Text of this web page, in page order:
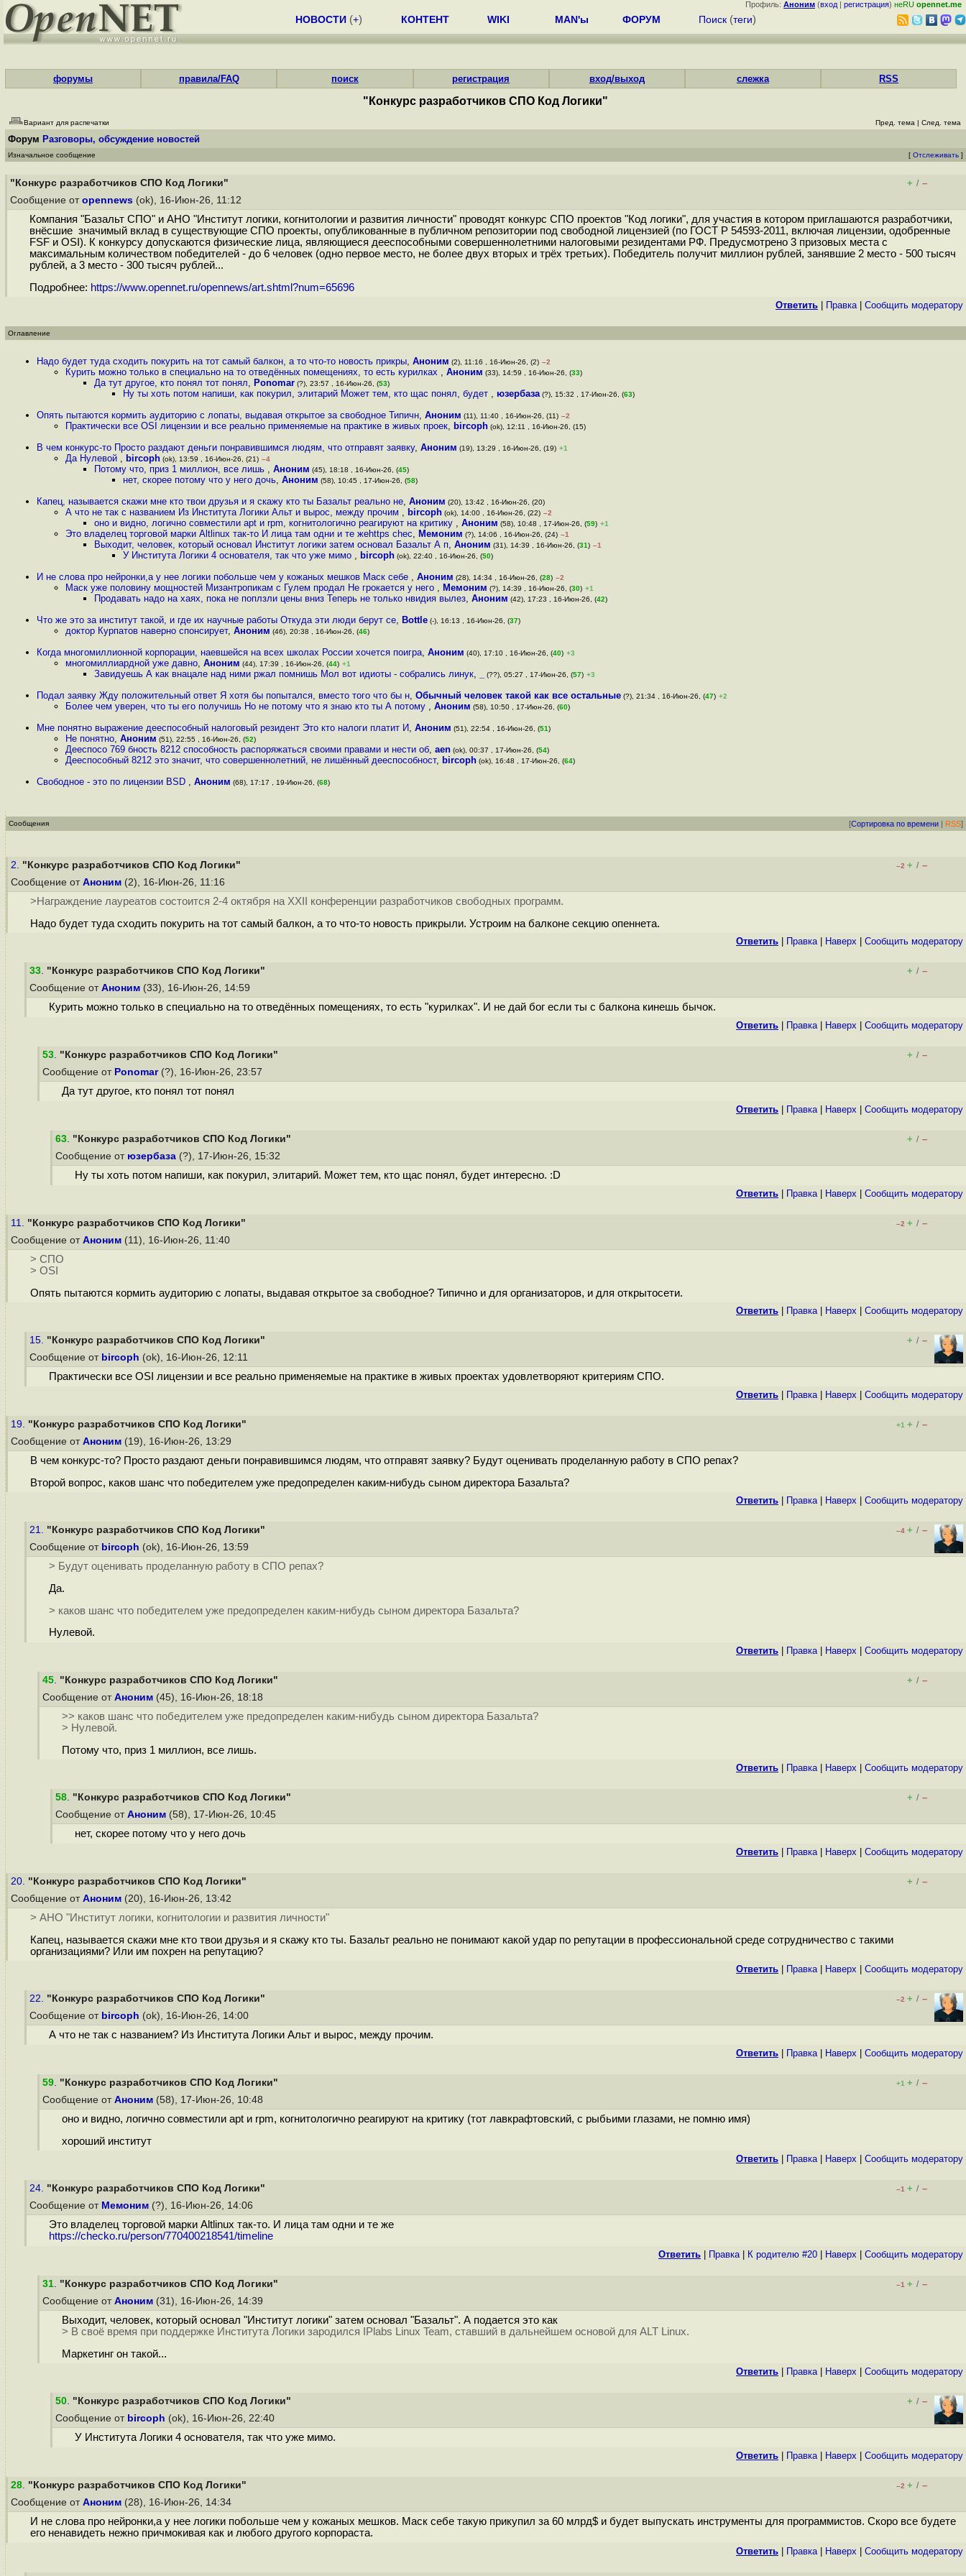
Профиль: Аноним (вход | регистрация) неRU opennet.me
НОВОСТИ (+) КОНТЕНТ WIKI MAN'ы ФОРУМ Поиск (теги)
форумы правила/FAQ поиск регистрация вход/выход слежка RSS
"Конкурс разработчиков СПО Код Логики"
Вариант для распечатки Пред. тема | След. тема
Форум Разговоры, обсуждение новостей
Изначальное сообщение [ Отслеживать ]
"Конкурс разработчиков СПО Код Логики" + / –
Сообщение от opennews (ok), 16-Июн-26, 11:12
Компания "Базальт СПО" и АНО "Институт логики, когнитологии и развития личности" проводят конкурс СПО проектов "Код логики", для участия в котором приглашаются разработчики,
внёсшие значимый вклад в существующие СПО проекты, опубликованные в публичном репозитории под свободной лицензией (по ГОСТ Р 54593-2011, включая лицензии, одобренные
FSF и OSI). К конкурсу допускаются физические лица, являющиеся дееспособными совершеннолетними налоговыми резидентами РФ. Предусмотрено 3 призовых места с
максимальным количеством победителей - до 6 человек (одно первое место, не более двух вторых и трёх третьих). Победитель получит миллион рублей, занявшие 2 место - 500 тысяч
рублей, а 3 место - 300 тысяч рублей...
Подробнее: https://www.opennet.ru/opennews/art.shtml?num=65696
Ответить Правка| Cообщить модератору
Оглавление
Надо будет туда сходить покурить на тот самый балкон, а то что-то новость прикры, Аноним (2), 11:16 , 16-Июн-26, (2) –2
Курить можно только в специально на то отведённых помещениях, то есть курилках , Аноним (33), 14:59 , 16-Июн-26, (33)
Да тут другое, кто понял тот понял, Ponomar (?), 23:57 , 16-Июн-26, (53)
Ну ты хоть потом напиши, как покурил, элитарий Может тем, кто щас понял, будет , юзербаза (?), 15:32 , 17-Июн-26, (63)
Опять пытаются кормить аудиторию с лопаты, выдавая открытое за свободное Типичн, Аноним (11), 11:40 , 16-Июн-26, (11) –2
Практически все OSI лицензии и все реально применяемые на практике в живых проек, bircoph (ok), 12:11 , 16-Июн-26, (15)
В чем конкурс-то Просто раздают деньги понравившимся людям, что отправят заявку, Аноним (19), 13:29 , 16-Июн-26, (19) +1
Да Нулевой , bircoph (ok), 13:59 , 16-Июн-26, (21) –4
Потому что, приз 1 миллион, все лишь , Аноним (45), 18:18 , 16-Июн-26, (45)
нет, скорее потому что у него дочь, Аноним (58), 10:45 , 17-Июн-26, (58)
Капец, называется скажи мне кто твои друзья и я скажу кто ты Базальт реально не, Аноним (20), 13:42 , 16-Июн-26, (20)
А что не так с названием Из Института Логики Альт и вырос, между прочим , bircoph (ok), 14:00 , 16-Июн-26, (22) –2
оно и видно, логично совместили apt и rpm, когнитологично реагируют на критику , Аноним (58), 10:48 , 17-Июн-26, (59) +1
Это владелец торговой марки Altlinux так-то И лица там одни и те жеhttps chec, Мемоним (?), 14:06 , 16-Июн-26, (24) –1
Выходит, человек, который основал Институт логики затем основал Базальт А п, Аноним (31), 14:39 , 16-Июн-26, (31) –1
У Института Логики 4 основателя, так что уже мимо , bircoph (ok), 22:40 , 16-Июн-26, (50)
И не слова про нейронки,а у нее логики побольше чем у кожаных мешков Маск себе , Аноним (28), 14:34 , 16-Июн-26, (28) –2
Маск уже половину мощностей Мизантропикам с Гулем продал Не грокается у него , Мемоним (?), 14:39 , 16-Июн-26, (30) +1
Продавать надо на хаях, пока не поплзли цены вниз Теперь не только нвидия вылез, Аноним (42), 17:23 , 16-Июн-26, (42)
Что же это за институт такой, и где их научные работы Откуда эти люди берут се, Bottle (-), 16:13 , 16-Июн-26, (37)
доктор Курпатов наверно спонсирует, Аноним (46), 20:38 , 16-Июн-26, (46)
Когда многомиллионной корпорации, наевшейся на всех школах России хочется поигра, Аноним (40), 17:10 , 16-Июн-26, (40) +3
многомиллиардной уже давно, Аноним (44), 17:39 , 16-Июн-26, (44) +1
Завидуешь А как внацале над ними ржал помнишь Мол вот идиоты - собрались линук, (??), 05:27 , 17-Июн-26, (57) +3
Подал заявку Жду положительный ответ Я хотя бы попытался, вместо того что бы н, Обычный человек такой как все остальные (?), 21:34 , 16-Июн-26, (47) +2
Более чем уверен, что ты его получишь Но не потому что я знаю кто ты А потому , Аноним (58), 10:50 , 17-Июн-26, (60)
Мне понятно выражение дееспособный налоговый резидент Это кто налоги платит И, Аноним (51), 22:54 , 16-Июн-26, (51)
Не понятно, Аноним (51), 22:55 , 16-Июн-26, (52)
Дееспосо 769 бность 8212 способность распоряжаться своими правами и нести об, aen (ok), 00:37 , 17-Июн-26, (54)
Дееспособный 8212 это значит, что совершеннолетний, не лишённый дееспособност, bircoph (ok), 16:48 , 17-Июн-26, (64)
Свободное - это по лицензии BSD , Аноним (68), 17:17 , 19-Июн-26, (68)
Сообщения [Сортировка по времени | RSS]
2. "Конкурс разработчиков СПО Код Логики" –2 + / –
Сообщение от Аноним (2), 16-Июн-26, 11:16
>Награждение лауреатов состоится 2-4 октября на XXII конференции разработчиков свободных программ.
Надо будет туда сходить покурить на тот самый балкон, а то что-то новость прикрыли. Устроим на балконе секцию опеннета.
Ответить Правка| Наверх Cообщить модератору
33. "Конкурс разработчиков СПО Код Логики" + / –
Сообщение от Аноним (33), 16-Июн-26, 14:59
Курить можно только в специально на то отведённых помещениях, то есть "курилках". И не дай бог если ты с балкона кинешь бычок.
Ответить Правка| Наверх Cообщить модератору
53. "Конкурс разработчиков СПО Код Логики" + / –
Сообщение от Ponomar(?), 16-Июн-26, 23:57
Да тут другое, кто понял тот понял
Ответить Правка| Наверх Cообщить модератору
63. "Конкурс разработчиков СПО Код Логики" + / –
Сообщение от юзербаза (?), 17-Июн-26, 15:32
Ну ты хоть потом напиши, как покурил, элитарий. Может тем, кто щас понял, будет интересно. :D
Ответить Правка| Наверх Cообщить модератору
11. "Конкурс разработчиков СПО Код Логики" –2 + / –
Сообщение от Аноним (11), 16-Июн-26, 11:40
> СПО
> OSI
Опять пытаются кормить аудиторию с лопаты, выдавая открытое за свободное? Типично и для организаторов, и для открытосети.
Ответить Правка| Наверх Cообщить модератору
15. "Конкурс разработчиков СПО Код Логики" + / –
Сообщение от bircoph (ok), 16-Июн-26, 12:11
Практически все OSI лицензии и все реально применяемые на практике в живых проектах удовлетворяют критериям СПО.
Ответить Правка| Наверх Cообщить модератору
19. "Конкурс разработчиков СПО Код Логики" +1 + / –
Сообщение от Аноним (19), 16-Июн-26, 13:29
В чем конкурс-то? Просто раздают деньги понравившимся людям, что отправят заявку? Будут оценивать проделанную работу в СПО репах?
Второй вопрос, каков шанс что победителем уже предопределен каким-нибудь сыном директора Базальта?
Ответить Правка| Наверх Cообщить модератору
21. "Конкурс разработчиков СПО Код Логики" –4 + / –
Сообщение от bircoph (ok), 16-Июн-26, 13:59
> Будут оценивать проделанную работу в СПО репах?
Да.
> каков шанс что победителем уже предопределен каким-нибудь сыном директора Базальта?
Нулевой.
Ответить Правка| Наверх Cообщить модератору
45. "Конкурс разработчиков СПО Код Логики" + / –
Сообщение от Аноним (45), 16-Июн-26, 18:18
>> каков шанс что победителем уже предопределен каким-нибудь сыном директора Базальта?
> Нулевой.
Потому что, приз 1 миллион, все лишь.
Ответить Правка| Наверх Cообщить модератору
58. "Конкурс разработчиков СПО Код Логики" + / –
Сообщение от Аноним (58), 17-Июн-26, 10:45
нет, скорее потому что у него дочь
Ответить Правка| Наверх Cообщить модератору
20. "Конкурс разработчиков СПО Код Логики" + / –
Сообщение от Аноним (20), 16-Июн-26, 13:42
> АНО "Институт логики, когнитологии и развития личности"
Капец, называется скажи мне кто твои друзья и я скажу кто ты. Базальт реально не понимают какой удар по репутации в профессиональной среде сотрудничество с такими
организациями? Или им похрен на репутацию?
Ответить Правка| Наверх Cообщить модератору
22. "Конкурс разработчиков СПО Код Логики" –2 + / –
Сообщение от bircoph (ok), 16-Июн-26, 14:00
А что не так с названием? Из Института Логики Альт и вырос, между прочим.
Ответить Правка| Наверх Cообщить модератору
59. "Конкурс разработчиков СПО Код Логики" +1 + / –
Сообщение от Аноним (58), 17-Июн-26, 10:48
оно и видно, логично совместили apt и rpm, когнитологично реагируют на критику (тот лавкрафтовский, с рыбьими глазами, не помню имя)
хороший институт
Ответить Правка| Наверх Cообщить модератору
24. "Конкурс разработчиков СПО Код Логики" –1 + / –
Сообщение от Мемоним (?), 16-Июн-26, 14:06
Это владелец торговой марки Altlinux так-то. И лица там одни и те же
https://checko.ru/person/770400218541/timeline
Ответить Правка| К родителю #20 Наверх Cообщить модератору
31. "Конкурс разработчиков СПО Код Логики" –1 + / –
Сообщение от Аноним (31), 16-Июн-26, 14:39
Выходит, человек, который основал "Институт логики" затем основал "Базальт". А подается это как
> В своё время при поддержке Института Логики зародился IPlabs Linux Team, ставший в дальнейшем основой для ALT Linux.
Маркетинг он такой...
Ответить Правка| Наверх Cообщить модератору
50. "Конкурс разработчиков СПО Код Логики" + / –
Сообщение от bircoph (ok), 16-Июн-26, 22:40
У Института Логики 4 основателя, так что уже мимо.
Ответить Правка| Наверх Cообщить модератору
28. "Конкурс разработчиков СПО Код Логики" –2 + / –
Сообщение от Аноним (28), 16-Июн-26, 14:34
И не слова про нейронки,а у нее логики побольше чем у кожаных мешков. Маск себе такую прикупил за 60 млрд$ и будет выпускать инструменты для программистов. Скоро все будете
его ненавидеть нежно причмокивая как и любого другого корпораста.
Ответить Правка| Наверх Cообщить модератору